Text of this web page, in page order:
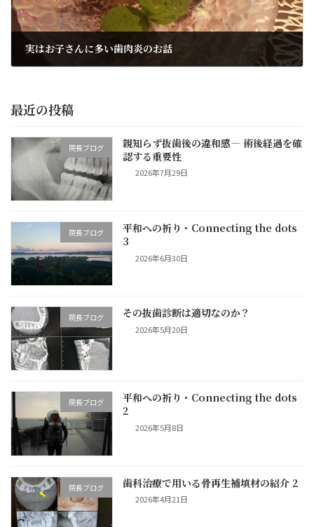
実はお子さんに多い歯肉炎のお話
最近の投稿
院長ブログ
親知らず抜歯後の違和感― 術後経過を確
認する重要性
2026年7月29日
院長ブログ
平和への祈り・Connecting the dots
3
2026年6月30日
院長ブログ その抜歯診断は適切なのか？
2026年5月20日
院長ブログ
平和への祈り・Connecting the dots
2
2026年5月8日
院長ブログ 歯科治療で用いる骨再生補填材の紹介 2
2026年4月21日